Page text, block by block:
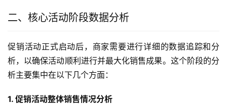
二、核心活动阶段数据分析
促销活动正式启动后，商家需要进行详细的数据追踪和分
析，以确保活动顺利进行并最大化销售成果。这个阶段的分
析主要集中在以下几个方面：
1. 促销活动整体销售情况分析